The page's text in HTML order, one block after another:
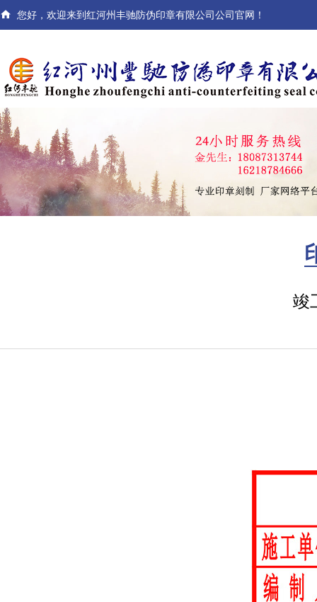
 您好，欢迎来到红河州丰驰防伪印章有限公司公司官网！
竣